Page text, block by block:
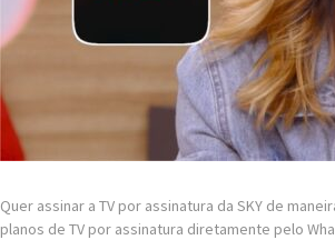
Quer assinar a TV por assinatura da SKY de
planos de TV por assinatura diretamente pelo